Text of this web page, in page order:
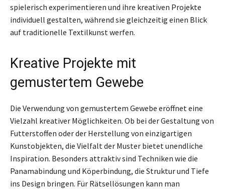
spielerisch experimentieren und ihre kreativen Projekte
individuell gestalten, während sie gleichzeitig einen Blick
auf traditionelle Textilkunst werfen.
Kreative Projekte mit
gemustertem Gewebe
Die Verwendung von gemustertem Gewebe eröffnet eine
Vielzahl kreativer Möglichkeiten. Ob bei der Gestaltung von
Futterstoffen oder der Herstellung von einzigartigen
Kunstobjekten, die Vielfalt der Muster bietet unendliche
Inspiration. Besonders attraktiv sind Techniken wie die
Panamabindung und Köperbindung, die Struktur und Tiefe
ins Design bringen. Für Rätsellösungen kann man